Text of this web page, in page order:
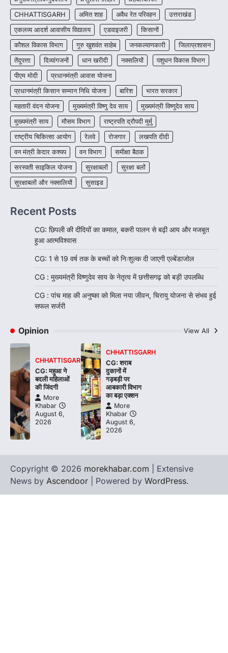
4
CHHATTISGARH
CG : पांच माह की अनुष्का को मिला नया
जीवन, चिरायु योजना से संभव हुई सफल सर्जरी
More Khabar August 7, 2026
रायपुर। राष्ट्रीय बाल स्वास्थ्य कार्यक्रम (चिरायु) के तहत
जशपुर जिले की 5 माह की मासूम…
CHHATTISGARH
अमित शाह अवैध रेत परिवहन
उत्तराखंड
एकलव्य आदर्श आवासीय विद्यालय
एडवाइजरी
किसानों
कौशल विकास विभाग
गुरु खुशवंत साहेब जनकल्याणकारी
जिलाप्रशासन
तेंदूपत्ता
दिव्यांगजनों धान खरीदी नक्सलियों
पशुधन विकास विभाग
पीएम मोदी
प्रधानमंत्री आवास योजना
प्रधानमंत्री किसान सम्मान निधि योजना
बारिश
भारत सरकार
महतारी वंदन योजना
मुख्यमंत्री विष्णु देव साय
मुख्यमंत्री विष्णुदेव साय
मुख्यमंत्री साय
मौसम विभाग
राष्ट्रपति द्रौपदी मुर्मु
राष्ट्रीय चिकित्सा आयोग
रेलवे रोजगार
लखपति दीदी
वन मंत्री केदार कश्यप
वन विभाग
समीक्षा बैठक
सरस्वती साइकिल योजना
सुरक्षाबलों
सुरक्षा बलों
सुरक्षाबलों और नक्सलियों
सुसाइड
Recent Posts
CG: छिपली की दीदियों का कमाल, बकरी पालन से बढ़ी आय और मजबूत
हुआ आत्मविश्वास
CG: 1 से 19 वर्ष तक के बच्चों को निःशुल्क दी जाएगी एल्बेंडाजोल
CG : मुख्यमंत्री विष्णुदेव साय के नेतृत्व में छत्तीसगढ़ को बड़ी उपलब्धि
CG : पांच माह की अनुष्का को मिला नया जीवन, चिरायु योजना से संभव हुई
सफल सर्जरी
Opinion View All
CHHATTISGARH
CG: महुआ ने
बदली महिलाओं
की जिंदगी
More
Khabar
August 6,
2026
CHHATTISGARH
CG: शराब
दुकानों में
गड़बड़ी पर
आबकारी विभाग
का बड़ा एक्शन
More
Khabar
August 6,
2026
Copyright © 2026 morekhabar.com | Extensive
News by Ascendoor | Powered by WordPress.